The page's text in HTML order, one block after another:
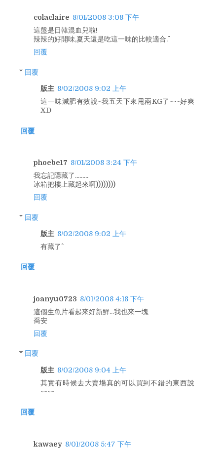
colaclaire 8/01/2008 3:08 下午
這盤是日韓混血兒啦!
辣辣的好開味,夏天還是吃這一味的比較適合.^^
回覆
回覆
版主 8/02/2008 9:02 上午
這一味減肥有效說~我五天下來甩兩KG了~~~好爽
XD
回覆
phoebe17 8/01/2008 3:24 下午
我忘記隱藏了.........
冰箱把樓上藏起來啊))))))))
回覆
回覆
版主 8/02/2008 9:02 上午
有藏了^^
回覆
joanyu0723 8/01/2008 4:18 下午
這個生魚片看起來好新鮮...我也來一塊
喬安
回覆
回覆
版主 8/02/2008 9:04 上午
其實有時候去大賣場真的可以買到不錯的東西說
~~~~
回覆
kawaey 8/01/2008 5:47 下午